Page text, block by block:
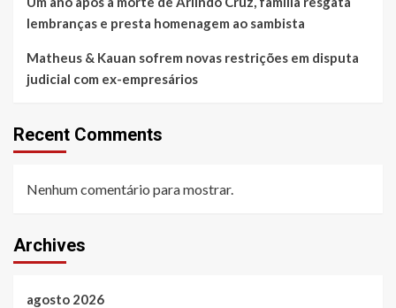
lembranças e presta homenagem ao sambista
Matheus & Kauan sofrem novas restrições em disputa
judicial com ex-empresários
Recent Comments
Nenhum comentário para mostrar.
Archives
agosto 2026